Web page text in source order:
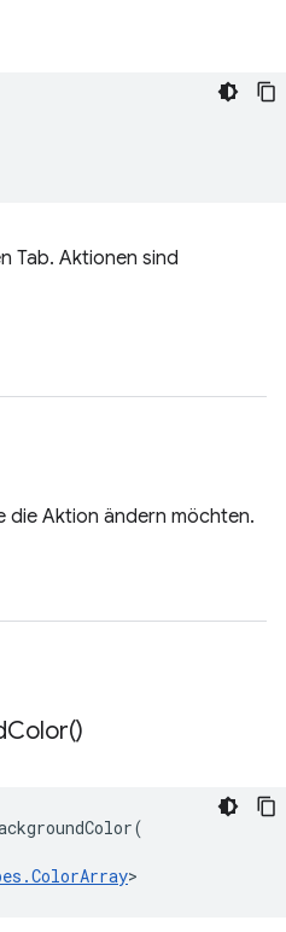
Tab. Aktionen sind
die Aktion ändern möchten.
Color()
(
.ColorArray>